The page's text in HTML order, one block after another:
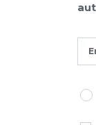
Champs